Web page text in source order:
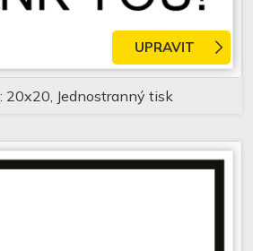
20x20, Jednostranný tisk
UPRAVIT